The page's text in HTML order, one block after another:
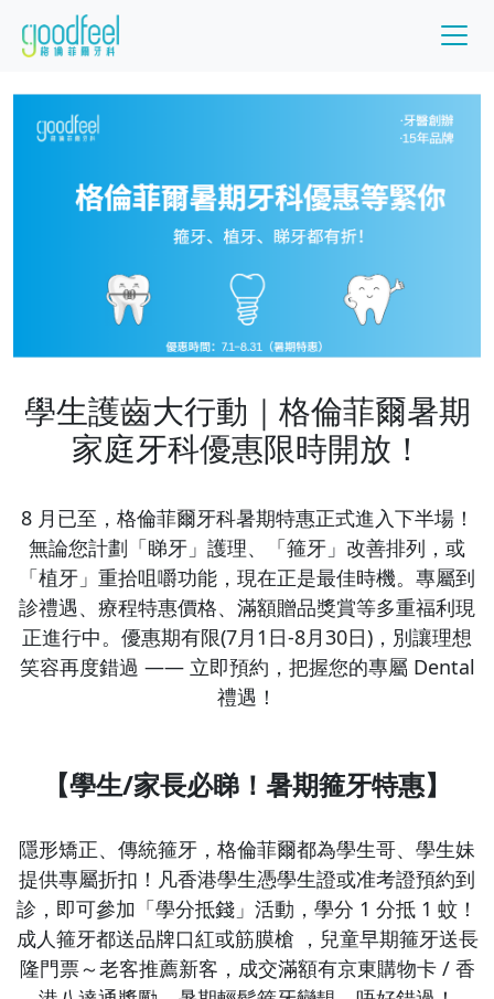
學生護齒大行動｜格倫菲爾暑期
家庭牙科優惠限時開放！
8 月已至，格倫菲爾牙科暑期特惠正式進入下半場！
無論您計劃「睇牙」護理、「箍牙」改善排列，或
「植牙」重拾咀嚼功能，現在正是最佳時機。專屬到
診禮遇、療程特惠價格、滿額贈品獎賞等多重福利現
正進行中。優惠期有限(7月1日-8月30日)，別讓理想
笑容再度錯過 —— 立即預約，把握您的專屬 Dental
禮遇！
【學生/家長必睇！暑期箍牙特惠】
隱形矯正、傳統箍牙，格倫菲爾都為學生哥、學生妹
提供專屬折扣！ 凡香港學生憑學生證或准考證預約到
診，即可參加「學分抵錢」活動，學分 1 分抵 1 蚊！
成人箍牙都送品牌口紅或筋膜槍 ，兒童早期箍牙送長
隆門票～老客推薦新客，成交滿額有京東購物卡 / 香